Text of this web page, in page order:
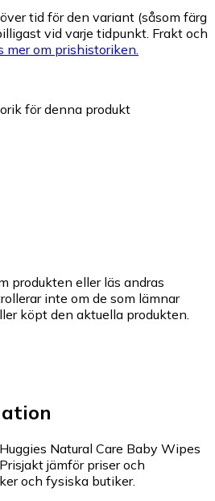
tid för den variant (såsom färg
vid varje tidpunkt. Frakt och
mer om prishistoriken.
för denna produkt
produkten eller läs andras
inte om de som lämnar
köpt den aktuella produkten.
Natural Care Baby Wipes
Prisjakt jämför priser och
och fysiska butiker.